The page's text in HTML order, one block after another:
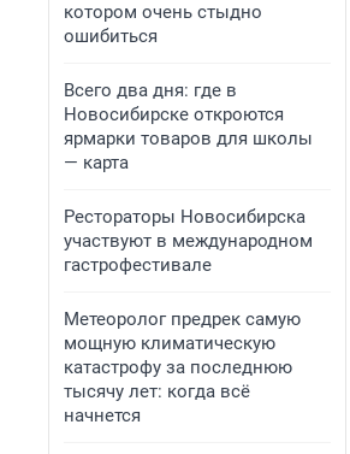
котором очень стыдно
ошибиться
Всего два дня: где в
Новосибирске откроются
ярмарки товаров для школы
— карта
Рестораторы Новосибирска
участвуют в международном
гастрофестивале
Метеоролог предрек самую
мощную климатическую
катастрофу за последнюю
тысячу лет: когда всё
начнется